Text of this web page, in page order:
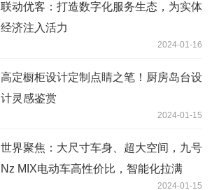
联动优客：打造数字化服务生态，为实体
经济注入活力
2024-01-16
高定橱柜设计定制点睛之笔！厨房岛台设
计灵感鉴赏
2024-01-15
世界聚焦：大尺寸车身、超大空间，九号
Nz MIX电动车高性价比，智能化拉满
2024-01-15